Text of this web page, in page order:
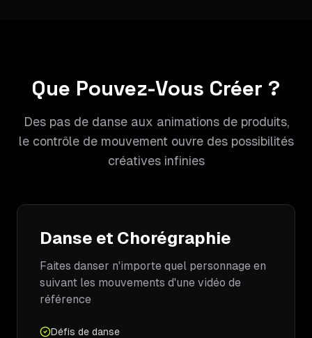
Que Pouvez-Vous Créer ?
Des pas de danse aux animations de produits,
le contrôle de mouvement ouvre des possibilités
créatives infinies
Danse et Chorégraphie
Faites danser n'importe quel personnage en
suivant les mouvements d'une vidéo de
référence
Défis de danse